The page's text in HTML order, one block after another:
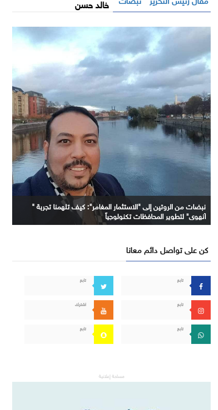
خالد حسن
نبضات من الروتين إلى "الاستثمار المغامر": كيف تلهمنا تجربة "
آنهوي" لتطوير المحافظات تكنولوجياً
كن على تواصل دائم معانا
تابع تابع
تابع اشترك
تابع تابع
مساحة إعلانية